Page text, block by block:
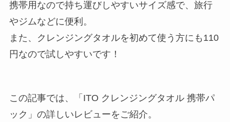
携帯用なので持ち運びしやすいサイズ感で、旅行
やジムなどに便利。
また、クレンジングタオルを初めて使う方にも110
円なので試しやすいです！
この記事では、「ITO クレンジングタオル 携帯パ
ック」の詳しいレビューをご紹介。